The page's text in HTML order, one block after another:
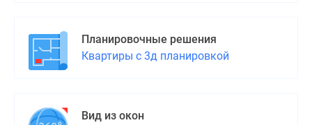
Планировочные решения
Квартиры с 3д планировкой
Вид из окон